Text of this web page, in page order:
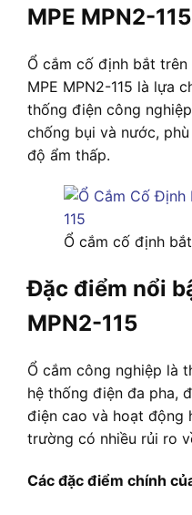
MPE MPN2-115
Ổ cắm cố định bắt
MPE MPN2-115 là lựa
thống điện công
chống bụi và nước,
độ ẩm thấp.
Ổ cắm cố định
Đặc điểm nổi
MPN2-115
Ổ cắm công nghiệp là
hệ thống điện đa pha,
điện cao và hoạt động
trường có nhiều rủi ro
Các đặc điểm chính